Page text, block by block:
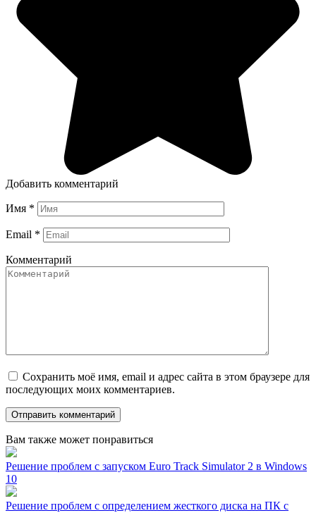
Добавить комментарий
Имя *
Email *
Комментарий
Сохранить моё имя, email и адрес сайта в этом браузере для
последующих моих комментариев.
Вам также может понравиться
Решение проблем с запуском Euro Track Simulator 2 в Windows
10
Решение проблем с определением жесткого диска на ПК с